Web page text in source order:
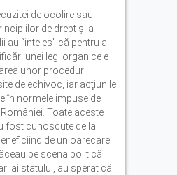
de ocolire sau
de drept şi a
au “inteles” că pentru a
unei legi organice e
unor proceduri
de echivoc, iar acţiunile
în normele impuse de
Toate aceste
fost cunoscute de la
de un oarecare
pe scena politică
ai statului, au sperat că